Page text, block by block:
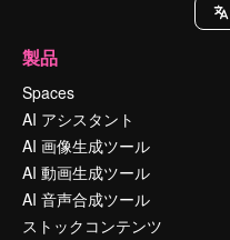
製品
Spaces
AI アシスタント
AI 画像生成ツール
AI 動画生成ツール
AI 音声合成ツール
ストックコンテンツ